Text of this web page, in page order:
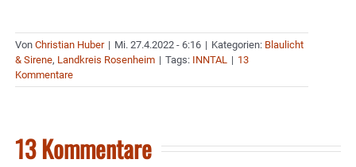
Von Christian Huber | Mi. 27.4.2022 - 6:16 | Kategorien: Blaulicht
& Sirene, Landkreis Rosenheim | Tags: INNTAL | 13
Kommentare
13 Kommentare